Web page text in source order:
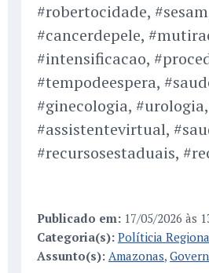
#robertocidade,
#cancerdepele,
#intensificacao,
#tempodeespera,
#ginecologia,
#assistentevirtual,
#recursosestaduais,
Publicado em: 17/05/2026 às
Categoria(s): Políticia
Assunto(s): Amazonas,